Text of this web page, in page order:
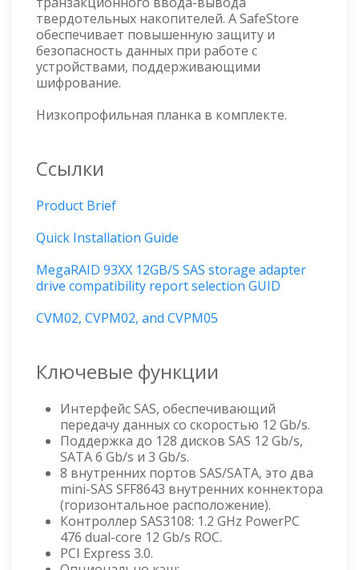
твердотельных накопителей. А SafeStore
обеспечивает повышенную защиту и
безопасность данных при работе с
устройствами, поддерживающими
шифрование.
Низкопрофильная планка в комплекте.
Ссылки
Product Brief
Quick Installation Guide
MegaRAID 93XX 12GB/S SAS storage adapter
drive compatibility report selection GUID
CVM02, CVPM02, and CVPM05
Ключевые функции
Интерфейс SAS, обеспечивающий
передачу данных со скоростью 12 Gb/s.
Поддержка до 128 дисков SAS 12 Gb/s,
SATA 6 Gb/s и 3 Gb/s.
8 внутренних портов SAS/SATA, это два
mini-SAS SFF8643 внутренних коннектора
(горизонтальное расположение).
Контроллер SAS3108: 1.2 GHz PowerPC
476 dual-core 12 Gb/s ROC.
PCI Express 3.0.